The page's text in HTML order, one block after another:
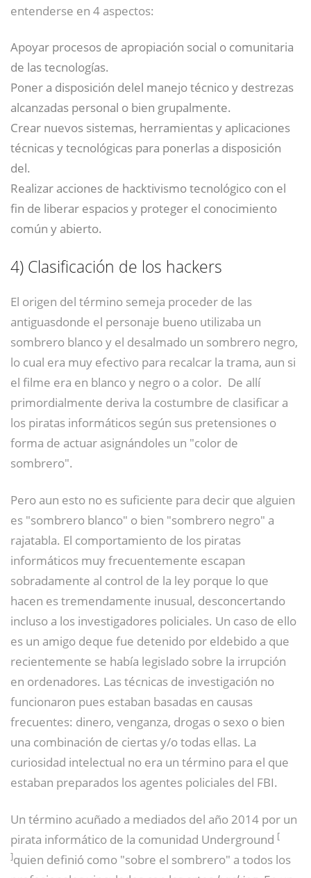
entenderse en 4 aspectos:
Apoyar procesos de apropiación social o comunitaria
de las tecnologías.
Poner a disposición delel manejo técnico y destrezas
alcanzadas personal o bien grupalmente.
Crear nuevos sistemas, herramientas y aplicaciones
técnicas y tecnológicas para ponerlas a disposición
del.
Realizar acciones de hacktivismo tecnológico con el
fin de liberar espacios y proteger el conocimiento
común y abierto.
4) Clasificación de los hackers
El origen del término semeja proceder de las
antiguasdonde el personaje bueno utilizaba un
sombrero blanco y el desalmado un sombrero negro,
lo cual era muy efectivo para recalcar la trama, aun si
el filme era en blanco y negro o a color. ​ De allí
primordialmente deriva la costumbre de clasificar a
los piratas informáticos según sus pretensiones o
forma de actuar asignándoles un "color de
sombrero".
Pero aun esto no es suficiente para decir que alguien
es "sombrero blanco" o bien "sombrero negro" a
rajatabla. El comportamiento de los piratas
informáticos muy frecuentemente escapan
sobradamente al control de la ley porque lo que
hacen es tremendamente inusual, desconcertando
incluso a los investigadores policiales. Un caso de ello
es un amigo deque fue detenido por eldebido a que
recientemente se había legislado sobre la irrupción
en ordenadores. Las técnicas de investigación no
funcionaron pues estaban basadas en causas
frecuentes: dinero, venganza, drogas o sexo o bien
una combinación de ciertas y/o todas ellas. La
curiosidad intelectual no era un término para el que
estaban preparados los agentes policiales del FBI.
Un término acuñado a mediados del año 2014 por un
pirata informático de la comunidad Underground [
]quien definió como "sobre el sombrero" a todos los